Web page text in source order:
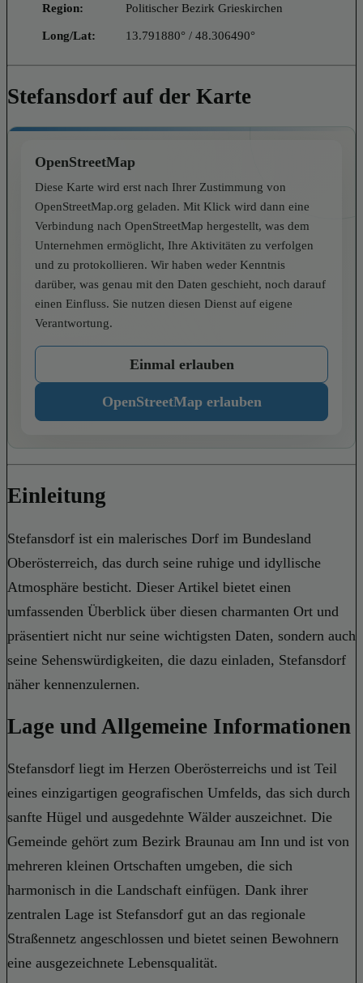
Region: Politischer Bezirk Grieskirchen
Long/Lat: 13.791880° / 48.306490°
Stefansdorf auf der Karte
OpenStreetMap
Diese Karte wird erst nach Ihrer Zustimmung von
OpenStreetMap.org geladen. Mit Klick wird dann eine
Verbindung nach OpenStreetMap hergestellt, was dem
Unternehmen ermöglicht, Ihre Aktivitäten zu verfolgen
und zu protokollieren. Wir haben weder Kenntnis
darüber, was genau mit den Daten geschieht, noch darauf
einen Einfluss. Sie nutzen diesen Dienst auf eigene
Verantwortung.
Einmal erlauben
OpenStreetMap erlauben
Einleitung
Stefansdorf ist ein malerisches Dorf im Bundesland
Oberösterreich, das durch seine ruhige und idyllische
Atmosphäre besticht. Dieser Artikel bietet einen
umfassenden Überblick über diesen charmanten Ort und
präsentiert nicht nur seine wichtigsten Daten, sondern auch
seine Sehenswürdigkeiten, die dazu einladen, Stefansdorf
näher kennenzulernen.
Lage und Allgemeine Informationen
Stefansdorf liegt im Herzen Oberösterreichs und ist Teil
eines einzigartigen geografischen Umfelds, das sich durch
sanfte Hügel und ausgedehnte Wälder auszeichnet. Die
Gemeinde gehört zum Bezirk Braunau am Inn und ist von
mehreren kleinen Ortschaften umgeben, die sich
harmonisch in die Landschaft einfügen. Dank ihrer
zentralen Lage ist Stefansdorf gut an das regionale
Straßennetz angeschlossen und bietet seinen Bewohnern
eine ausgezeichnete Lebensqualität.